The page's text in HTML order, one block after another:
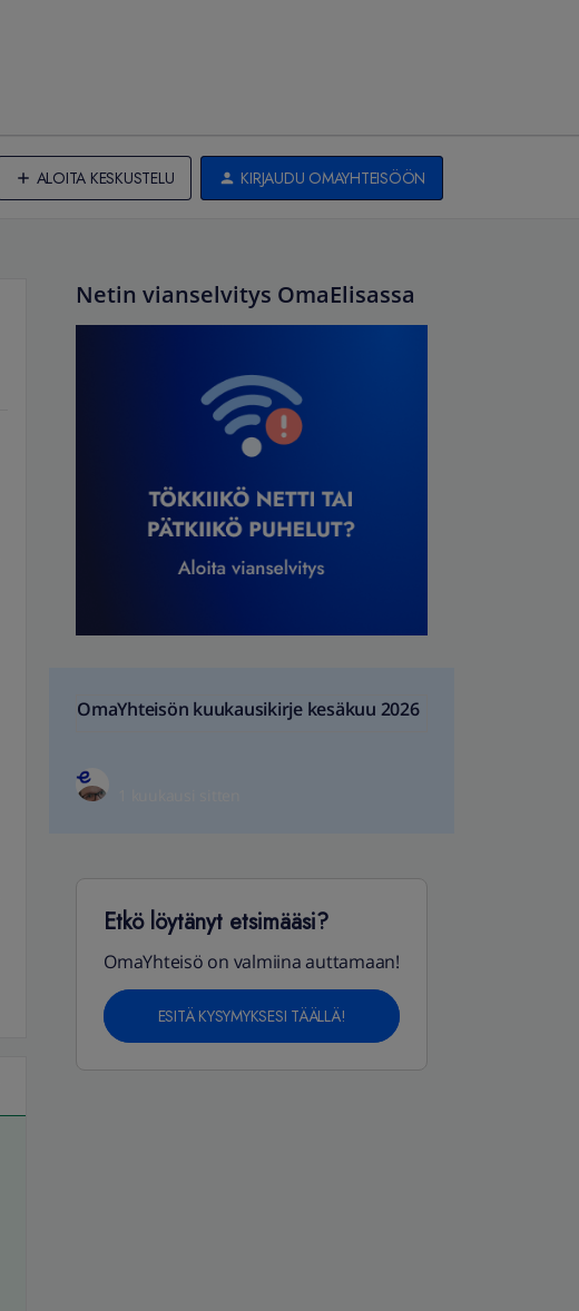
ALOITA KESKUSTELU KIRJAUDU OMAYHTEISÖÖN
Netin vianselvitys OmaElisassa
OmaYhteisön kuukausikirje kesäkuu 2026
Etkö löytänyt etsimääsi?
OmaYhteisö on valmiina auttamaan!
ESITÄ KYSYMYKSESI TÄÄLLÄ!